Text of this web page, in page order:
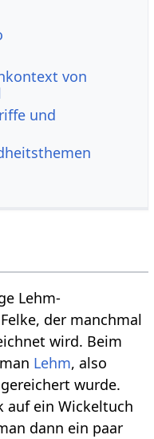
von
und
Lehm-
der manchmal
wird. Beim
Lehm, also
wurde.
auf ein Wickeltuch
dann ein paar